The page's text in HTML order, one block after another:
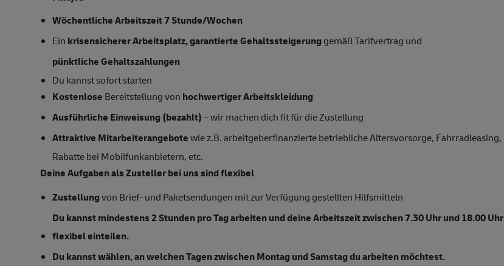
Wöchentliche Arbeitszeit 7 Stunde/Wochen
Ein krisensicherer Arbeitsplatz, garantierte Gehaltssteigerung gemäß Tarifvertrag und
pünktliche Gehaltszahlungen
Du kannst sofort starten
Kostenlose Bereitstellung von hochwertiger Arbeitskleidung
Ausführliche Einweisung (bezahlt)– wir machen dich fit für die Zustellung
Attraktive Mitarbeiterangebotewie z.B. arbeitgeberfinanzierte betriebliche Altersvorsorge, Fahrradleasing,
Rabatte bei Mobilfunkanbietern, etc.
Deine Aufgaben als Zusteller bei uns sind flexibel
Zustellungvon Brief- und Paketsendungen mit zur Verfügung gestellten Hilfsmitteln
Du kannst mindestens 2 Stunden pro Tag arbeiten und deine Arbeitszeit zwischen 7.30 Uhr und 18.00 Uhr
flexibel einteilen.
Du kannst wählen, an welchen Tagen zwischen Montag und Samstag du arbeiten möchtest.